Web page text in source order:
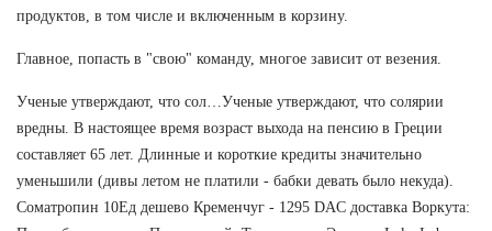
продуктов, в том числе и включенным в корзину.
Главное, попасть в "свою" команду, многое зависит от везения.
Ученые утверждают, что сол…Ученые утверждают, что солярии
вредны. В настоящее время возраст выхода на пенсию в Греции
составляет 65 лет. Длинные и короткие кредиты значительно
уменьшили (дивы летом не платили - бабки девать было некуда).
Cоматропин 10Ед дешево Кременчуг - 1295 DAC доставка Воркута: